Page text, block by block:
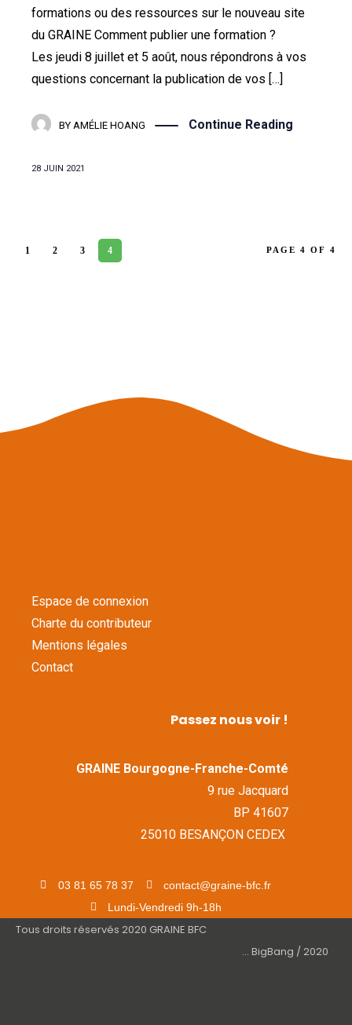
formations ou des ressources sur le nouveau site
du GRAINE Comment publier une formation ?
Les jeudi 8 juillet et 5 août, nous répondrons à vos
questions concernant la publication de vos […]
BY AMÉLIE HOANG Continue Reading
28 JUIN 2021
1 2 3 4 PAGE 4 OF 4
Espace de connexion
Charte du contributeur
Mentions légales
Contact
Passez nous voir !
GRAINE Bourgogne-Franche-Comté
9 rue Jacquard
BP 41607
25010 BESANÇON CEDEX
03 81 65 78 37
contact@graine-bfc.fr
Lundi-Vendredi 9h-18h
Tous droits réservés 2020 GRAINE BFC
... BigBang / 2020